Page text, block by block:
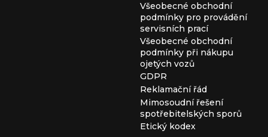
Všeobecné obchodní
podmínky pro provádění
servisních prací
Všeobecné obchodní
podmínky při nákupu
ojetých vozů
GDPR
Reklamační řád
Mimosoudní řešení
spotřebitelských sporů
Etický kodex